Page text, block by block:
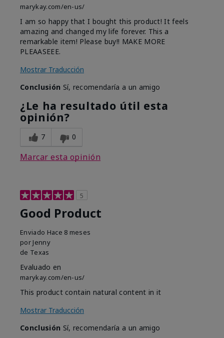
marykay.com/en-us/
I am so happy that I bought this product! It feels
amazing and changed my life forever. This a
remarkable item! Please buy!! MAKE MORE
PLEAASEEE.
Mostrar Traducción
Conclusión Sí, recomendaría a un amigo
¿Le ha resultado útil esta
opinión?
7 0
Marcar esta opinión
5
Good Product
Enviado Hace 8 meses
por Jenny
de Texas
Evaluado en
marykay.com/en-us/
This product contain natural content in it
Mostrar Traducción
Conclusión Sí, recomendaría a un amigo